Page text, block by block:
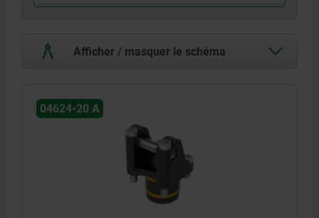
Afficher / masquer le schéma
04624-20 A